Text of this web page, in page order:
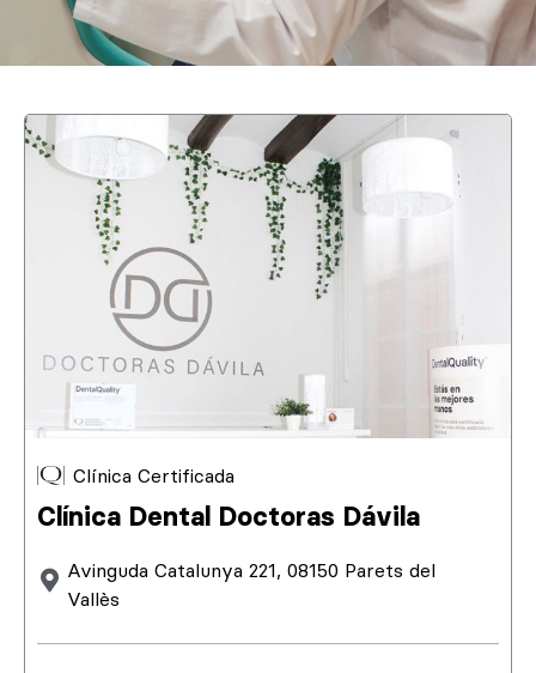
Clínica Certificada
Clínica Dental Doctoras Dávila
Avinguda Catalunya 221, 08150 Parets del
Vallès